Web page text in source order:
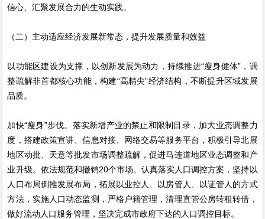
信心、汇聚发展合力的生动实践。
（二）主动适应经济发展新常态，提升发展质量和效益
以功能区建设为支撑，以创新发展为动力，持续推进“瘦身健体”，调
整疏解非首都核心功能，构建“高精尖”经济结构，不断提升区域发展
品质。
加快“瘦身”步伐。落实新增产业的禁止和限制目录，加大业态调整力
度，搭建政策宣讲、信息对接、网络交易等服务平台，积极引导北展
地区动批、天意等批发市场调整疏解，促进马连道地区业态调整和产
业升级。依法规范和撤销20个市场。认真落实人口调控方案，坚持以
人口布局倒推发展布局，拓展以业控人、以房管人、以证管人的方式
方法，实施人口动态监测，严格户籍管理，清理直管公房转租转借，
做好流动人口服务管理，坚决完成市政府下达的人口调控目标。